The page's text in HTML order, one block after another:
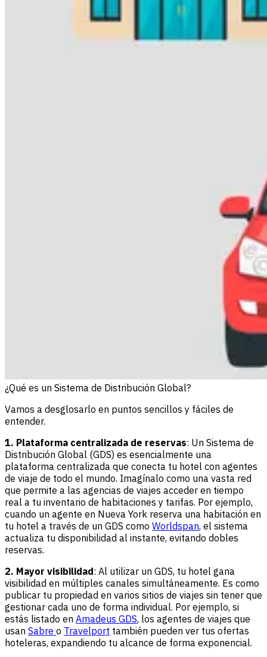
¿Qué es un Sistema de Distribución Global?
Vamos a desglosarlo en puntos sencillos y fáciles de
entender.
1. Plataforma centralizada de reservas: Un Sistema de
Distribución Global (GDS) es esencialmente una
plataforma centralizada que conecta tu hotel con agentes
de viaje de todo el mundo. Imagínalo como una vasta red
que permite a las agencias de viajes acceder en tiempo
real a tu inventario de habitaciones y tarifas. Por ejemplo,
cuando un agente en Nueva York reserva una habitación en
tu hotel a través de un GDS como Worldspan, el sistema
actualiza tu disponibilidad al instante, evitando dobles
reservas.
2. Mayor visibilidad: Al utilizar un GDS, tu hotel gana
visibilidad en múltiples canales simultáneamente. Es como
publicar tu propiedad en varios sitios de viajes sin tener que
gestionar cada uno de forma individual. Por ejemplo, si
estás listado en Amadeus GDS, los agentes de viajes que
usan Sabre o Travelport también pueden ver tus ofertas
hoteleras, expandiendo tu alcance de forma exponencial.